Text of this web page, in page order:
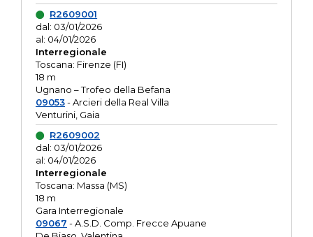
R2609001
dal: 03/01/2026
al: 04/01/2026
Interregionale
Toscana: Firenze (FI)
18 m
Ugnano – Trofeo della Befana
09053- Arcieri della Real Villa
Venturini, Gaia
R2609002
dal: 03/01/2026
al: 04/01/2026
Interregionale
Toscana: Massa (MS)
18 m
Gara Interregionale
09067 - A.S.D. Comp. Frecce Apuane